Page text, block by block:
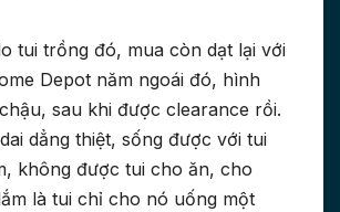
tui trồng đó, mua còn dạt lại với
Depot năm ngoái đó, hình
sau khi được clearance rồi.
dẳng thiệt, sống được với tui
không được tui cho ăn, cho
là tui chỉ cho nó uống một